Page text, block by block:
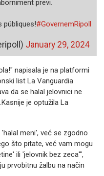
previ.
públiques!#GovernemRipoll
January 29, 2024
napisala je na platformi
list La Vanguardia
da se halal jelovnici ne
je optužila La
meni', već se zgodno
što pitate, već vam mogu
ili 'jelovnik bez zeca'",
prvobitnu žalbu na način